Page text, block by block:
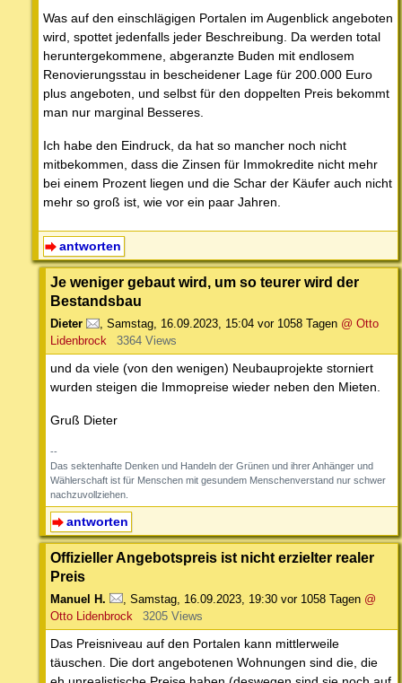
Was auf den einschlägigen Portalen im Augenblick angeboten
wird, spottet jedenfalls jeder Beschreibung. Da werden total
heruntergekommene, abgeranzte Buden mit endlosem
Renovierungsstau in bescheidener Lage für 200.000 Euro
plus angeboten, und selbst für den doppelten Preis bekommt
man nur marginal Besseres.
Ich habe den Eindruck, da hat so mancher noch nicht
mitbekommen, dass die Zinsen für Immokredite nicht mehr
bei einem Prozent liegen und die Schar der Käufer auch nicht
mehr so groß ist, wie vor ein paar Jahren.
antworten
Je weniger gebaut wird, um so teurer wird der
Bestandsbau
Dieter Samstag, 16.09.2023, 15:04 vor 1058 Tagen @ Otto
Lidenbrock
3364 Views
und da viele (von den wenigen) Neubauprojekte storniert
wurden steigen die Immopreise wieder neben den Mieten.
Gruß Dieter
--
Das sektenhafte Denken und Handeln der Grünen und ihrer Anhänger und
Wählerschaft ist für Menschen mit gesundem Menschenverstand nur schwer
nachzuvollziehen.
antworten
Offizieller Angebotspreis ist nicht erzielter realer
Preis
Manuel H. Samstag, 16.09.2023, 19:30 vor 1058 Tagen @
Otto Lidenbrock
3205 Views
Das Preisniveau auf den Portalen kann mittlerweile
täuschen. Die dort angebotenen Wohnungen sind die, die